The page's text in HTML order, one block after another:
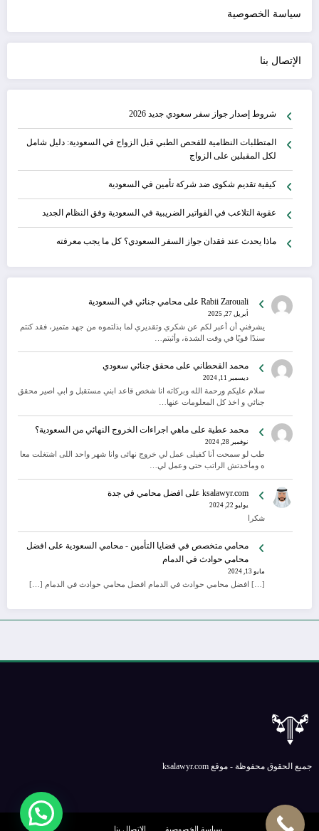
سياسة الخصوصية
الإتصال بنا
شروط إصدار جواز سفر سعودي جديد 2026
المتطلبات النظامية للفحص الطبي قبل الزواج في السعودية: دليل شامل
لكل المقبلين على الزواج
كيفية تقديم شكوى ضد شركة تأمين في السعودية
عقوبة التلاعب في الفواتير الضريبية في السعودية وفق النظام الجديد
ماذا يحدث عند فقدان جواز السفر السعودي؟ كل ما يجب معرفته
Rabii Zarouali على محامي جنائي في السعودية
أبريل 27, 2025
يشرفني أن أعبر لكم عن شكري وتقديري لما بذلتموه من جهد متميز، فقد كنتم
سندًا قويًا في وقت الشدة، وأثبتم…
محمد القحطاني على محقق جنائي سعودي
ديسمبر 11, 2024
سلام عليكم ورحمة الله وبركاته انا شخص قاعد ابني مستقبل و ابي اصير محقق
جنائي و اخذ كل المعلومات عنها…
محمد عطية على ماهي اجراءات الخروج النهائي من السعودية؟
نوفمبر 28, 2024
طب لو سمحت أنا كفيلى عمل لي خروج نهائى وانا شهر واحد اللى اشتغلت معا
ه ومأخدتش الراتب حتى وعمل لي…
ksalawyr.com على افضل محامي في جدة
يوليو 22, 2024
شكرا
محامي متخصص في قضايا التأمين - محامي السعودية على افضل
محامي حوادث في الدمام
مايو 13, 2024
[…] افضل محامي حوادث في الدمام افضل محامي حوادث في الدمام […]
جميع الحقوق محفوظة - موقع ksalawyr.com
سياسة الخصوصية الإتصال بنا